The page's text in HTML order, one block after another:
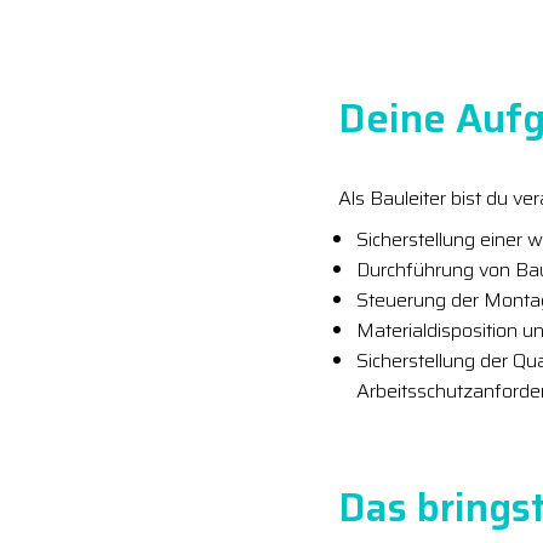
Deine
Als Bauleiter bist du
Sicherstellung einer
Durchführung von
Steuerung der
Materialdisposition
Sicherstellung der
Das